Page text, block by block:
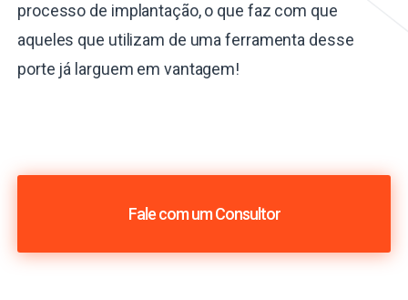
processo de implantação, o que faz com que
aqueles que utilizam de uma ferramenta desse
porte já larguem em vantagem!
Fale com um Consultor